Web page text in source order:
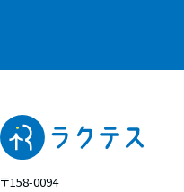
〒158-0094